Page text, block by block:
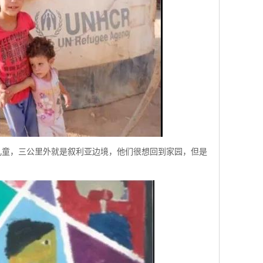
，三公里外就是叙利亚边境，他们很想回到家园，但是